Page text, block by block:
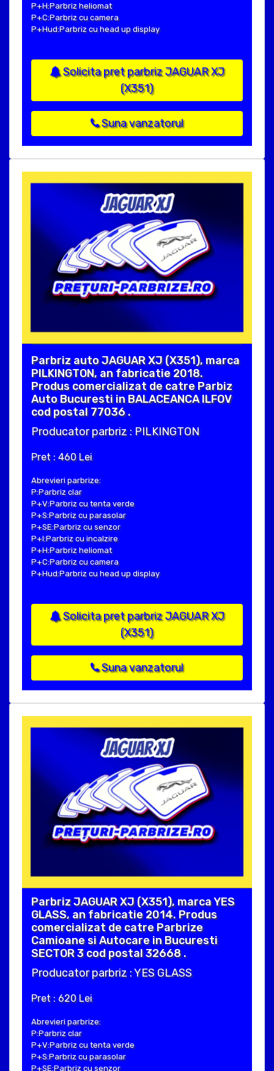
P+H:Parbriz heliomat
P+C:Parbriz cu camera
P+Hud:Parbriz cu head up display
Solicita pret parbriz JAGUAR XJ
(X351)
Suna vanzatorul
Parbriz auto JAGUAR XJ (X351), marca
PILKINGTON, an fabricatie 2018.
Produs comercializat de catre Parbiz
Auto Bucuresti in BALACEANCA ILFOV
cod postal 77036 .
Producator parbriz : PILKINGTON
Pret : 460 Lei
Abrevieri parbrize:
P:Parbriz clar
P+V:Parbriz cu tenta verde
P+S:Parbriz cu parasolar
P+SE:Parbriz cu senzor
P+I:Parbriz cu incalzire
P+H:Parbriz heliomat
P+C:Parbriz cu camera
P+Hud:Parbriz cu head up display
Solicita pret parbriz JAGUAR XJ
(X351)
Suna vanzatorul
Parbriz JAGUAR XJ (X351), marca YES
GLASS, an fabricatie 2014. Produs
comercializat de catre Parbrize
Camioane si Autocare in Bucuresti
SECTOR 3 cod postal 32668 .
Producator parbriz : YES GLASS
Pret : 620 Lei
Abrevieri parbrize:
P:Parbriz clar
P+V:Parbriz cu tenta verde
P+S:Parbriz cu parasolar
P+SE:Parbriz cu senzor